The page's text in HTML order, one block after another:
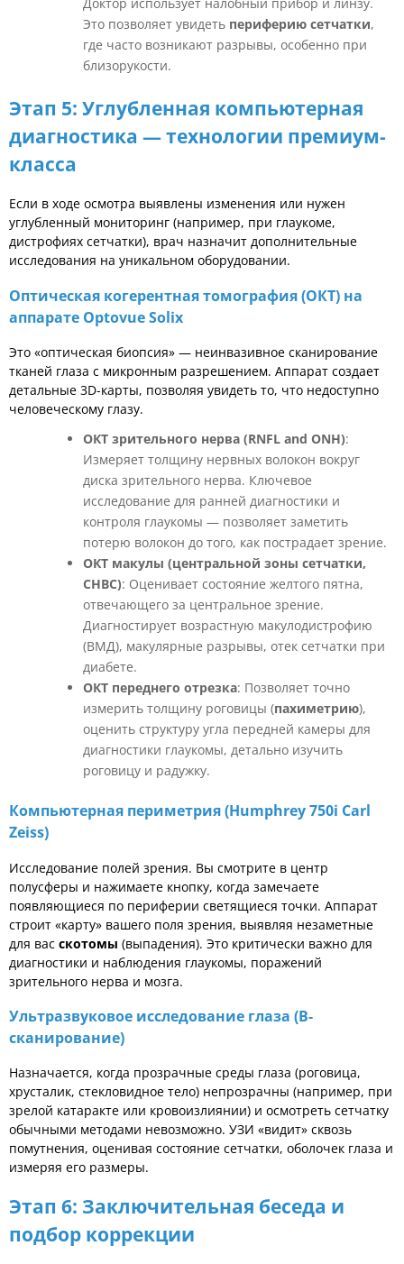
Это позволяет увидеть периферию сетчатки,
где часто возникают разрывы, особенно при
близорукости.
Этап 5: Углубленная компьютерная
диагностика — технологии премиум-
класса
Если в ходе осмотра выявлены изменения или нужен
углубленный мониторинг (например, при глаукоме,
дистрофиях сетчатки), врач назначит дополнительные
исследования на уникальном оборудовании.
Оптическая когерентная томография (ОКТ) на
аппарате Optovue Solix
Это «оптическая биопсия» — неинвазивное сканирование
тканей глаза с микронным разрешением. Аппарат создает
детальные 3D-карты, позволяя увидеть то, что недоступно
человеческому глазу.
ОКТ зрительного нерва (RNFL and ONH):
Измеряет толщину нервных волокон вокруг
диска зрительного нерва. Ключевое
исследование для ранней диагностики и
контроля глаукомы — позволяет заметить
потерю волокон до того, как пострадает зрение.
ОКТ макулы (центральной зоны сетчатки,
СНВС): Оценивает состояние желтого пятна,
отвечающего за центральное зрение.
Диагностирует возрастную макулодистрофию
(ВМД), макулярные разрывы, отек сетчатки при
диабете.
ОКТ переднего отрезка: Позволяет точно
измерить толщину роговицы (пахиметрию),
оценить структуру угла передней камеры для
диагностики глаукомы, детально изучить
роговицу и радужку.
Компьютерная периметрия (Humphrey 750i Carl
Zeiss)
Исследование полей зрения. Вы смотрите в центр
полусферы и нажимаете кнопку, когда замечаете
появляющиеся по периферии светящиеся точки. Аппарат
строит «карту» вашего поля зрения, выявляя незаметные
для вас скотомы (выпадения). Это критически важно для
диагностики и наблюдения глаукомы, поражений
зрительного нерва и мозга.
Ультразвуковое исследование глаза (В-
сканирование)
Назначается, когда прозрачные среды глаза (роговица,
хрусталик, стекловидное тело) непрозрачны (например, при
зрелой катаракте или кровоизлиянии) и осмотреть сетчатку
обычными методами невозможно. УЗИ «видит» сквозь
помутнения, оценивая состояние сетчатки, оболочек глаза и
измеряя его размеры.
Этап 6: Заключительная беседа и
подбор коррекции